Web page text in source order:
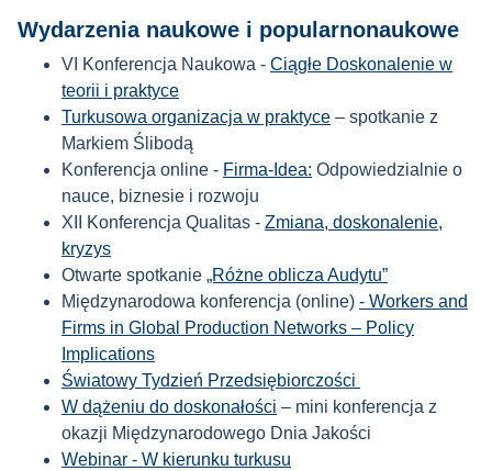
Wydarzenia naukowe i popularnonaukowe
VI Konferencja Naukowa - Ciągłe Doskonalenie w
teorii i praktyce
Turkusowa organizacja w praktyce – spotkanie z
Markiem Ślibodą
Konferencja online - Firma-Idea: Odpowiedzialnie o
nauce, biznesie i rozwoju
XII Konferencja Qualitas - Zmiana, doskonalenie,
kryzys
Otwarte spotkanie „Różne oblicza Audytu”
Międzynarodowa konferencja (online) - Workers and
Firms in Global Production Networks – Policy
Implications
Światowy Tydzień Przedsiębiorczości
W dążeniu do doskonałości – mini konferencja z
okazji Międzynarodowego Dnia Jakości
Webinar - W kierunku turkusu